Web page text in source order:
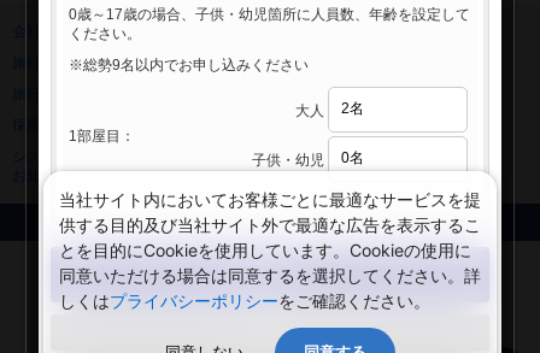
旅行業登録票・約款
規約集
ニュースリリース
サイトマップ
お知らせ
Copyright © NIPPON TRAVEL AGENCY Co.,LTD. All rights reserved.
0歳～17歳の場合、子供・幼児箇所に人員数、年齢を設定して
ください。
※総勢9名以内でお申し込みください
1部屋目：
大人
子供・幼児
検索する
閉じる
当社サイト内においてお客様ごとに最適なサービスを提
供する目的及び当社サイト外で最適な広告を表示するこ
とを目的にCookieを使用しています。Cookieの使用に
同意いただける場合は同意するを選択してください。詳
しくはプライバシーポリシーをご確認ください。